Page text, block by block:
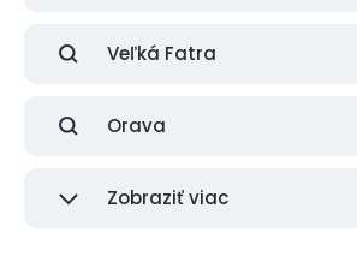
Veľká Fatra
Orava
Zobraziť viac